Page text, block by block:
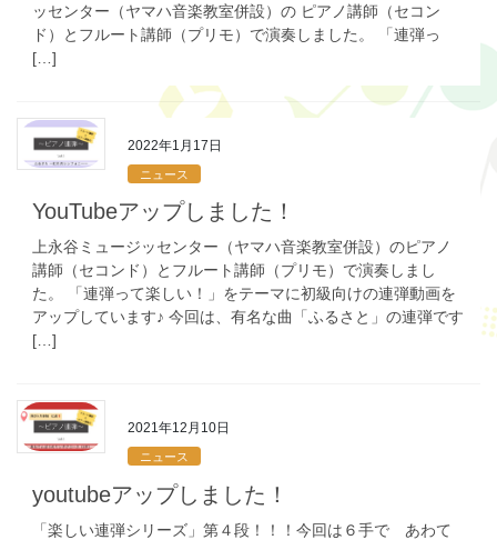
ッセンター（ヤマハ音楽教室併設）の ピアノ講師（セコン
ド）とフルート講師（プリモ）で演奏しました。 「連弾っ
[…]
2022年1月17日
ニュース
YouTubeアップしました！
上永谷ミュージッセンター（ヤマハ音楽教室併設）のピアノ
講師（セコンド）とフルート講師（プリモ）で演奏しまし
た。 「連弾って楽しい！」をテーマに初級向けの連弾動画を
アップしています♪ 今回は、有名な曲「ふるさと」の連弾です
[…]
2021年12月10日
ニュース
youtubeアップしました！
「楽しい連弾シリーズ」第４段！！！今回は６手で あわて